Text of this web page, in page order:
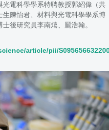
電科學學系特聘教授郭紹偉（共
陳怡君、材料與光電科學學系博
後研究員李南熺、龎浩翰。
article/pii/